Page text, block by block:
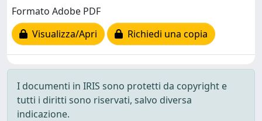
Formato Adobe PDF
Visualizza/Apri
Richiedi una copia
I documenti in IRIS sono protetti da copyright e
tutti i diritti sono riservati, salvo diversa
indicazione.